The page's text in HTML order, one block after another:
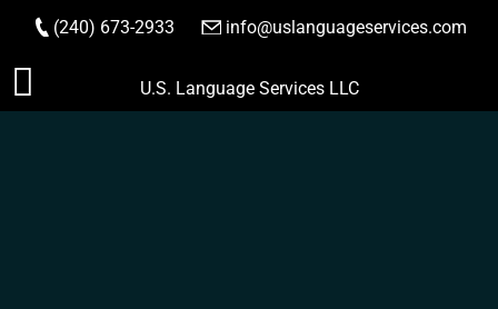
Saltar
(240) 673-2933 info@uslanguageservices.com
HACER PEDIDO
U.S. Language Services LLC